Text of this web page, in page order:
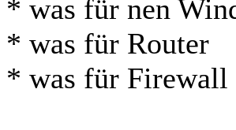
* was für nen
* was für Router
* was für Firewall